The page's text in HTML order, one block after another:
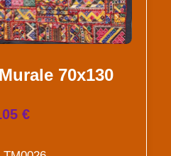
70x130
€